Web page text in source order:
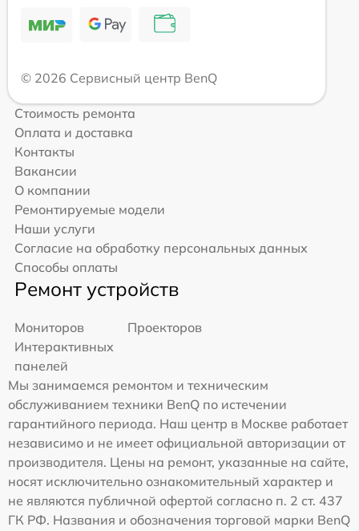
© 2026 Сервисный центр BenQ
Стоимость ремонта
Оплата и доставка
Контакты
Вакансии
О компании
Ремонтируемые модели
Наши услуги
Согласие на обработку персональных данных
Способы оплаты
Ремонт устройств
Мониторов
Проекторов
Интерактивных
панелей
Мы занимаемся ремонтом и техническим
обслуживанием техники BenQ по истечении
гарантийного периода. Наш центр в Москве работает
независимо и не имеет официальной авторизации от
производителя. Цены на ремонт, указанные на сайте,
носят исключительно ознакомительный характер и
не являются публичной офертой согласно п. 2 ст. 437
ГК РФ. Названия и обозначения торговой марки BenQ